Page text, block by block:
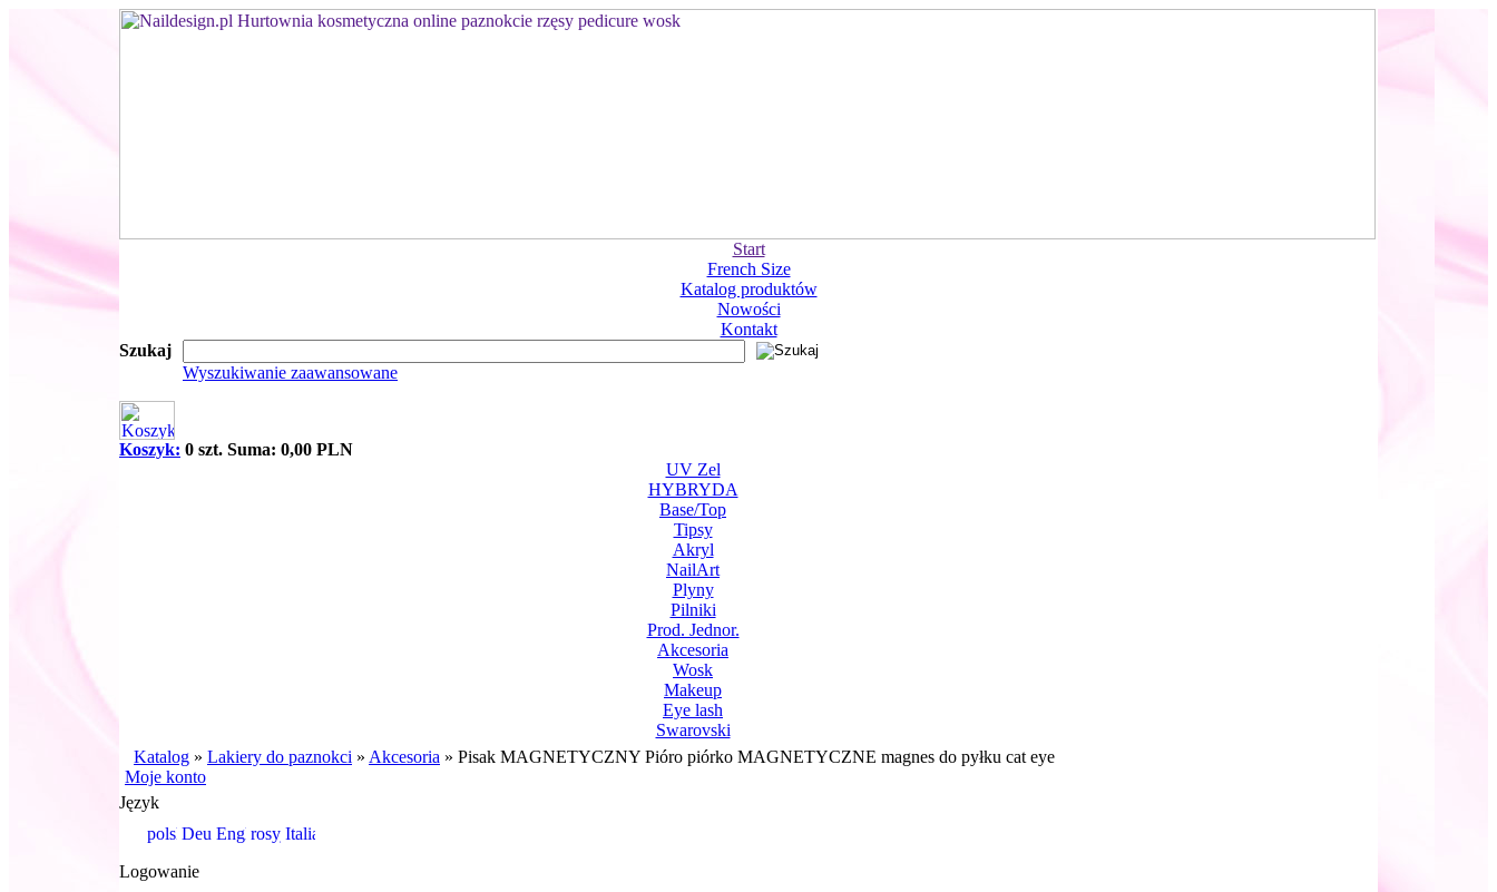
Start
French Size
Katalog produktów
Nowości
Kontakt
Szukaj
Wyszukiwanie zaawansowane
Koszyk: 0 szt. Suma: 0,00 PLN
UV Zel
HYBRYDA
Base/Top
Tipsy
Akryl
NailArt
Plyny
Pilniki
Prod. Jednor.
Akcesoria
Wosk
Makeup
Eye lash
Swarovski
Katalog » Lakiery do paznokci » Akcesoria » Pisak MAGNETYCZNY Pióro piórko MAGNETYCZNE magnes do pyłku cat eye
Moje konto
Język
Logowanie